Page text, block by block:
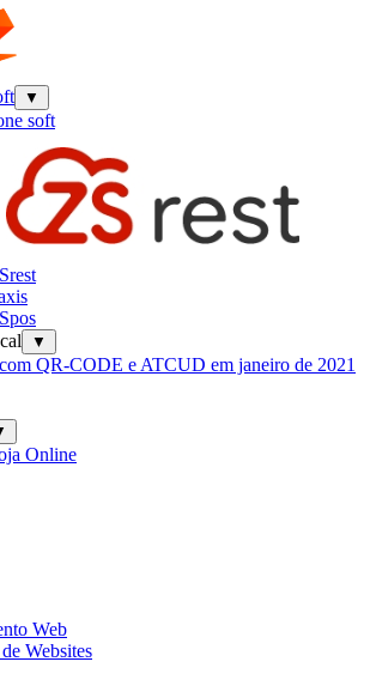
▼
soft
▼
QR-CODE e ATCUD em janeiro de 2021
Online
Web
Websites